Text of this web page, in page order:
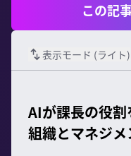
この記
表示モード (ライト)
AIが課長の役
組織とマネジ